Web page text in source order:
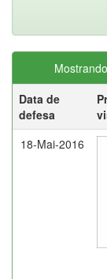
Data de
defesa
18-Mai-2016